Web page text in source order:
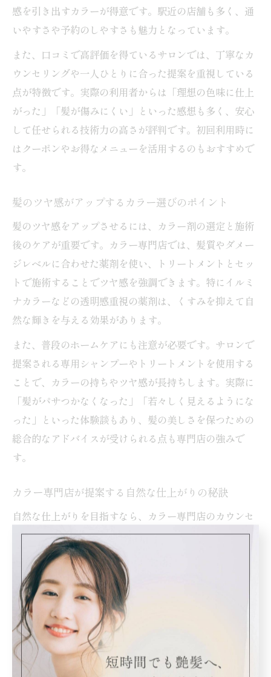
感を引き出すカラーが得意です。駅近の店舗も多く、通
いやすさや予約のしやすさも魅力となっています。
また、口コミで高評価を得ているサロンでは、丁寧なカ
ウンセリングや一人ひとりに合った提案を重視している
点が特徴です。実際の利用者からは「理想の色味に仕上
がった」「髪が傷みにくい」といった感想も多く、安心
して任せられる技術力の高さが評判です。初回利用時に
はクーポンやお得なメニューを活用するのもおすすめで
す。
髪のツヤ感がアップするカラー選びのポイント
髪のツヤ感をアップさせるには、カラー剤の選定と施術
後のケアが重要です。カラー専門店では、髪質やダメー
ジレベルに合わせた薬剤を使い、トリートメントとセッ
トで施術することでツヤ感を強調できます。特にイルミ
ナカラーなどの透明感重視の薬剤は、くすみを抑えて自
然な輝きを与える効果があります。
また、普段のホームケアにも注意が必要です。サロンで
提案される専用シャンプーやトリートメントを使用する
ことで、カラーの持ちやツヤ感が長持ちします。実際に
「髪がパサつかなくなった」「若々しく見えるようにな
った」といった体験談もあり、髪の美しさを保つための
総合的なアドバイスが受けられる点も専門店の強みで
す。
カラー専門店が提案する自然な仕上がりの秘訣
自然な仕上がりを目指すなら、カラー専門店のカウンセ
リング力と提案力が重要です。肌色やライフスタイルに
合わせた色味の選定だけでなく、根元から毛先まで均一
に染める技術や、立体感を出すハイライト・ローライト
の組み合わせがポイントとなります。専門店ならではの
細やかな配慮が、ナチュラルな印象を実現します。
さらに、施術後のホームケアまでトータルでサポートし
てくれるサロンも多く、自然な色味を長く楽しめるよう
アドバイスを受けることが可能です。「手入れが簡単で